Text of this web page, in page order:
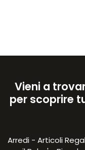
Vieni a
per scoprire
Arredi - Articoli